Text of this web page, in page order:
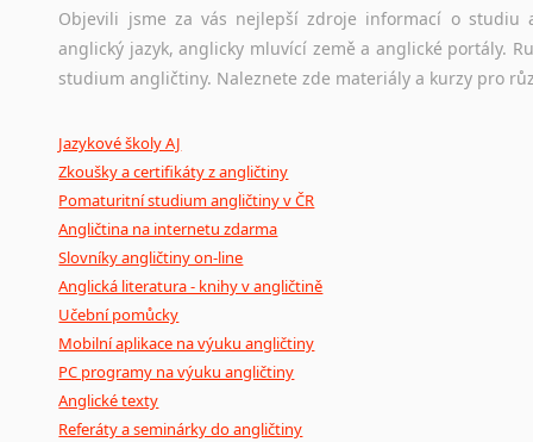
původního zdroje textu.
Ostatní pomůcky pro překladatele
poradny a pravidla
Objevili jsme za vás nejlepší zdroje informací o studiu
anglický jazyk, anglicky mluvící země a anglické portály.
studium angličtiny. Naleznete zde materiály a kurzy pro
Jazykové školy AJ
Zkoušky a certifikáty z angličtiny
Pomaturitní studium angličtiny v ČR
Angličtina na internetu zdarma
Slovníky angličtiny on-line
Anglická literatura - knihy v angličtině
Učební pomůcky
Mobilní aplikace na výuku angličtiny
PC programy na výuku angličtiny
Anglické texty
Referáty a seminárky do angličtiny